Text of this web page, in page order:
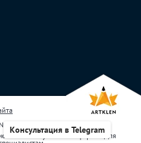
являются публичной офертой. Для
Консультация в Telegram